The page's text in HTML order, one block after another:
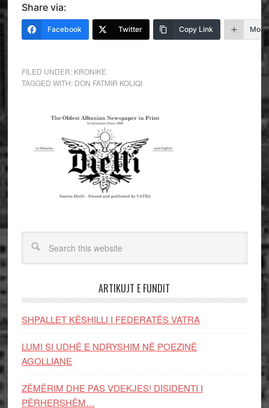
Share via:
Facebook Twitter Copy Link More
FILED UNDER: KRONIKE
TAGGED WITH: DON FATMIR KOLIQI
ARTIKUJT E FUNDIT
SHPALLET KËSHILLI I FEDERATËS VATRA
LUMI SI UDHË E NDRYSHIM NË POEZINË
AGOLLIANE
ZËMËRIM DHE PAS VDEKJES! DISIDENTI I
PËRHERSHËM…